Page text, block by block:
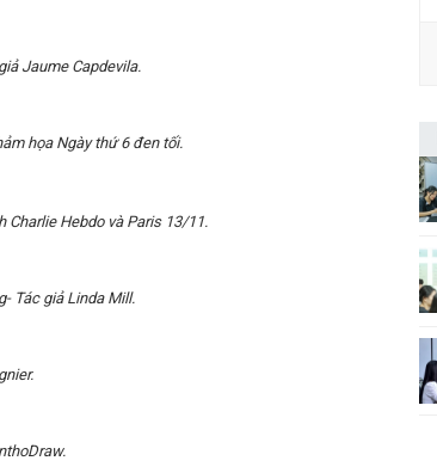
Jaume Capdevila.
họa Ngày thứ 6 đen tối.
Charlie Hebdo và Paris 13/11.
Tác giả Linda Mill.